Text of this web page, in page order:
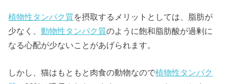
植物性タンパク質を摂取するメリットとしては、脂肪が
少なく、動物性タンパク質のように飽和脂肪酸が過剰に
なる心配が少ないことがあげられます。
しかし、猫はもともと肉食の動物なので植物性タンパク